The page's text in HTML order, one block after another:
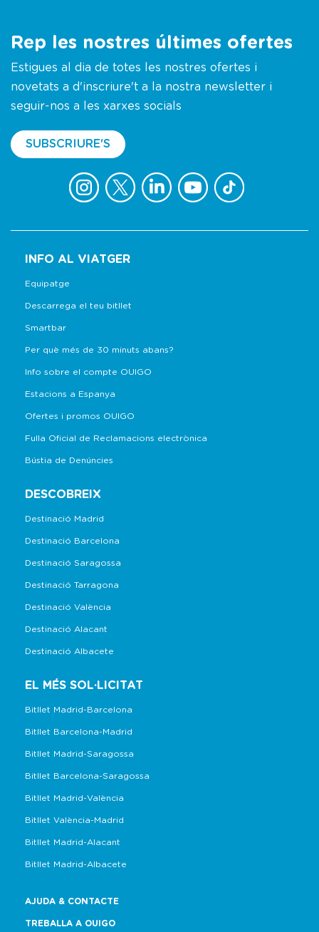
Rep les nostres últimes ofertes
Estigues al dia de totes les nostres ofertes i
novetats a d'inscriure't a la nostra newsletter i
seguir-nos a les xarxes socials
SUBSCRIURE'S
INFO AL VIATGER
Equipatge
Descarrega el teu bitllet
Smartbar
Per què més de 30 minuts abans?
Info sobre el compte OUIGO
Estacions a Espanya
Ofertes i promos OUIGO
Fulla Oficial de Reclamacions electrònica
Bústia de Denúncies
DESCOBREIX
Destinació Madrid
Destinació Barcelona
Destinació Saragossa
Destinació Tarragona
Destinació València
Destinació Alacant
Destinació Albacete
EL MÉS SOL·LICITAT
Bitllet Madrid-Barcelona
Bitllet Barcelona-Madrid
Bitllet Madrid-Saragossa
Bitllet Barcelona-Saragossa
Bitllet Madrid-València
Bitllet València-Madrid
Bitllet Madrid-Alacant
Bitllet Madrid-Albacete
AJUDA & CONTACTE
TREBALLA A OUIGO